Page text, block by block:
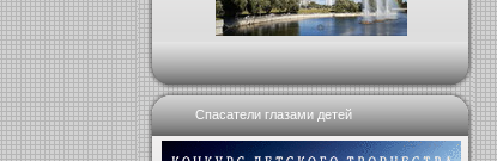
Спасатели глазами детей